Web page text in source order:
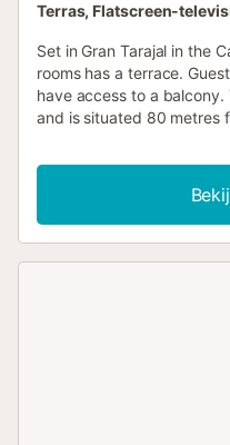
Terras, Flatscreen-
Set in Gran Tarajal in the
rooms has a terrace.
have access to a
and is situated 80 metres